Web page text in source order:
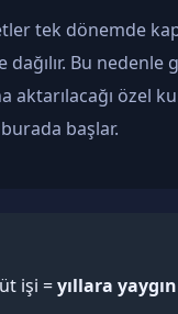
tek dönemde
Bu nedenle
aktarılacağı özel
başlar.
işi =yıllara